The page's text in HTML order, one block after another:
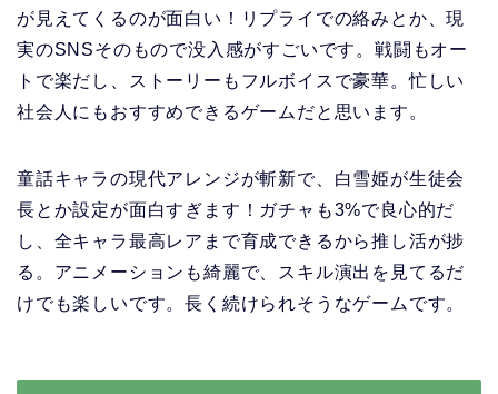
が見えてくるのが面白い！リプライでの絡みとか、現
実のSNSそのもので没入感がすごいです。戦闘もオー
トで楽だし、ストーリーもフルボイスで豪華。忙しい
社会人にもおすすめできるゲームだと思います。
童話キャラの現代アレンジが斬新で、白雪姫が生徒会
長とか設定が面白すぎます！ガチャも3%で良心的だ
し、全キャラ最高レアまで育成できるから推し活が捗
る。アニメーションも綺麗で、スキル演出を見てるだ
けでも楽しいです。長く続けられそうなゲームです。